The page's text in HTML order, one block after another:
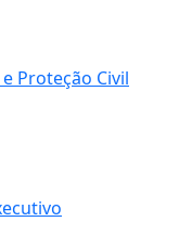
Proteção Civil